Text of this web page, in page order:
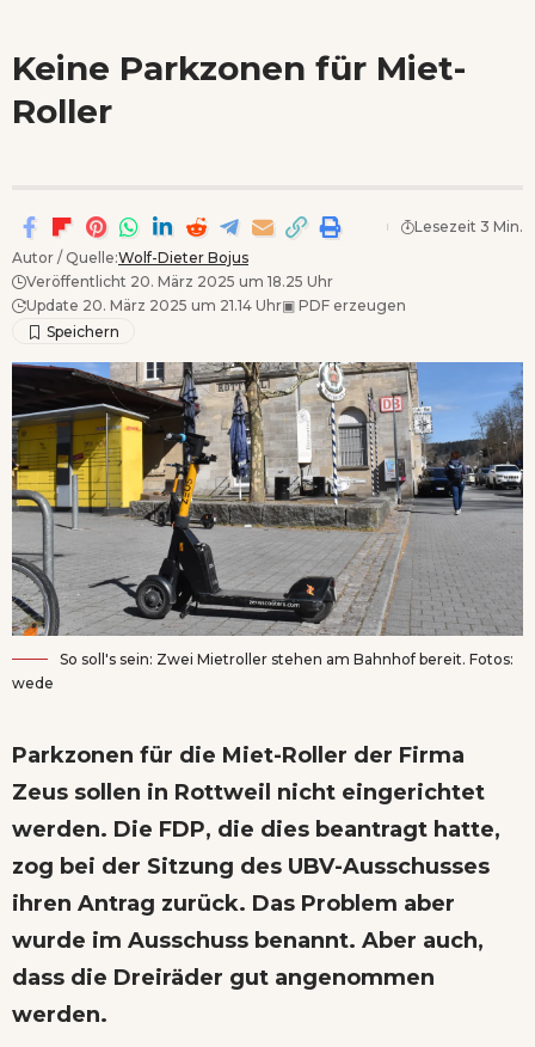
Keine Parkzonen für Miet-
Roller
Autor / Quelle:Wolf-Dieter Bojus
Veröffentlicht 20. März 2025 um 18.25 Uhr
Update 20. März 2025 um 21.14 Uhr▣ PDF erzeugen
Lesezeit 3 Min.
So soll's sein: Zwei Mietroller stehen am Bahnhof bereit. Fotos:
wede
Parkzonen für die Miet-Roller der Firma
Zeus sollen in Rottweil nicht eingerichtet
werden. Die FDP, die dies beantragt hatte,
zog bei der Sitzung des UBV-Ausschusses
ihren Antrag zurück. Das Problem aber
wurde im Ausschuss benannt. Aber auch,
dass die Dreiräder gut angenommen
werden.